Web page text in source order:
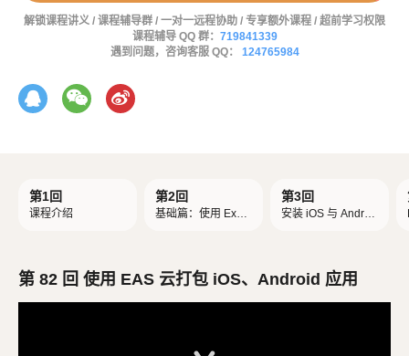
解锁课程讲义 / 课程辅导群 / 一对一远程协助 / 专享额外课程 / 超前学习权限
课程辅导 QQ 群： 719841339
遇到问题，咨询客服 QQ： 124765984
第1回
课程介绍
第2回
基础篇：使用 Expo
第3回
安装 iOS 与 Androi
第 82 回 使用 EAS 云打包 iOS、Android 应用